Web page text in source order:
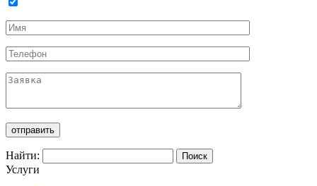
Найти:
Услуги